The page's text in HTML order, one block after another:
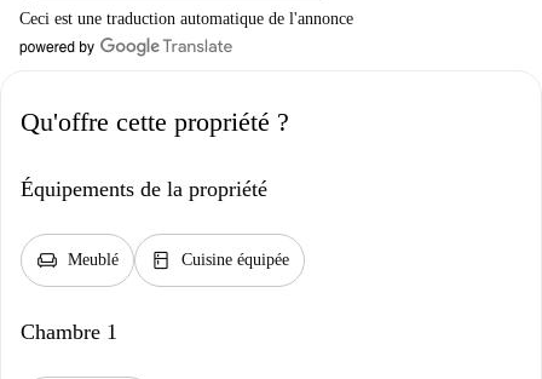
Ceci est une traduction automatique de l'annonce
Qu'offre cette propriété ?
Équipements de la propriété
chair Meublé kitchen Cuisine équipée
Chambre 1